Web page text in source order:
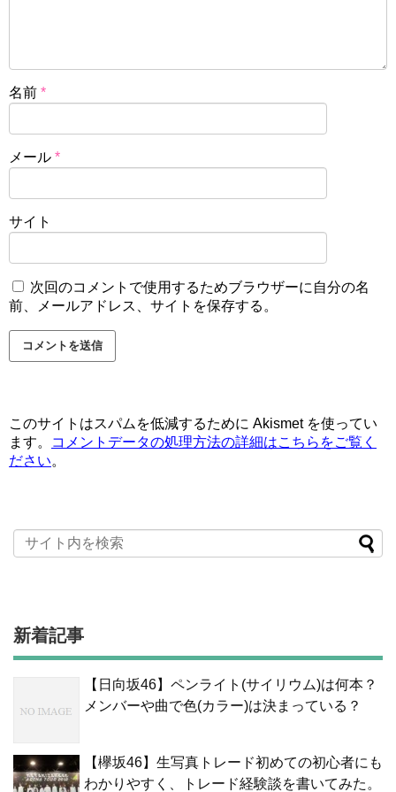
名前 *
メール *
サイト
次回のコメントで使用するためブラウザーに自分の名
前、メールアドレス、サイトを保存する。
このサイトはスパムを低減するために Akismet を使ってい
ます。
コメントデータの処理方法の詳細はこちらをご覧く
ださい。
新着記事
【日向坂46】ペンライト(サイリウム)は何本？
メンバーや曲で色(カラー)は決まっている？
【欅坂46】生写真トレード初めての初心者にも
わかりやすく、トレード経験談を書いてみた。